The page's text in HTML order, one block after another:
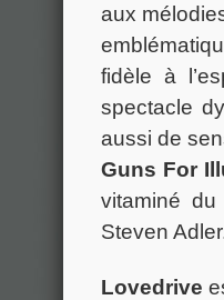
aux
fidèle à
spectacle
aussi de
Guns For
vitaminé
Steven
Lovedrive